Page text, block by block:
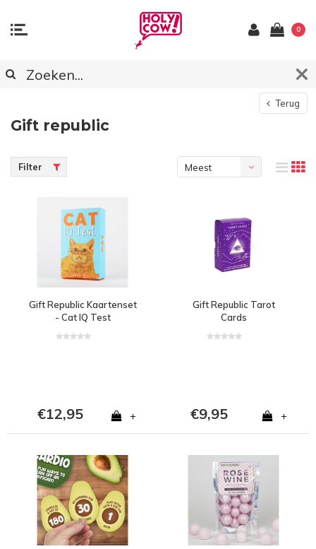
0
Terug
Gift republic
Filter
Meest
Gift Republic Kaartenset
- Cat IQ Test
€12,95 +
Gift Republic Tarot
Cards
€9,95 +